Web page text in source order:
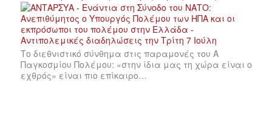
Το διεθνιστικό σύνθημα στις παραμονές του Α
Παγκοσμίου Πολέμου: «στην ίδια μας τη χώρα είναι ο
εχθρός» είναι πιο επίκαιρο…